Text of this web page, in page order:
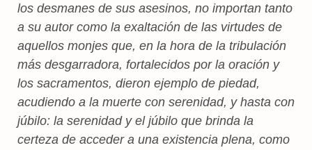
los desmanes de sus asesinos, no importan tanto
a su autor como la exaltación de las virtudes de
aquellos monjes que, en la hora de la tribulación
más desgarradora, fortalecidos por la oración y
los sacramentos, dieron ejemplo de piedad,
acudiendo a la muerte con serenidad, y hasta con
júbilo: la serenidad y el júbilo que brinda la
certeza de acceder a una existencia plena, como